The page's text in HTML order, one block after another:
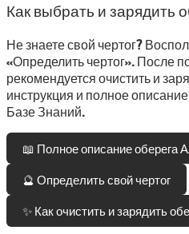
Как выбрать и зарядить
Не знаете свой чертог?
«Определить чертог». После
рекомендуется очистить и
инструкция и полное
Базе Знаний.
📖 Полное описание оберега
🔮 Определить свой чертог
✨ Как очистить и зарядить